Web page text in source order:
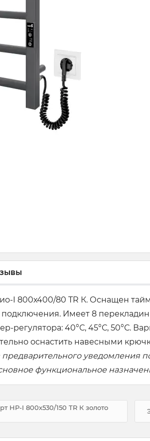
I 800х400/80 TR К. Оснащен
Имеет 8
40°С, 45°С, 50°С.
оснастить навесными
функциональное
НР-I 800х530/150 TR К золото